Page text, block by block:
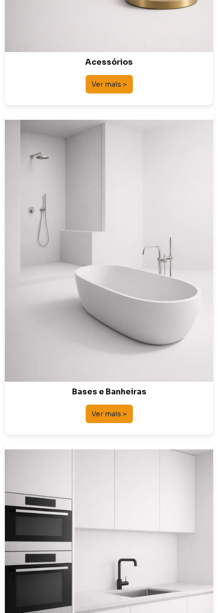
Acessórios
Ver mais >
Bases e Banheiras
Bases e Banheiras
Ver mais >